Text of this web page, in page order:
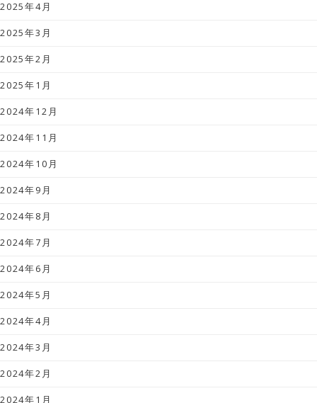
2025年4月
2025年3月
2025年2月
2025年1月
2024年12月
2024年11月
2024年10月
2024年9月
2024年8月
2024年7月
2024年6月
2024年5月
2024年4月
2024年3月
2024年2月
2024年1月